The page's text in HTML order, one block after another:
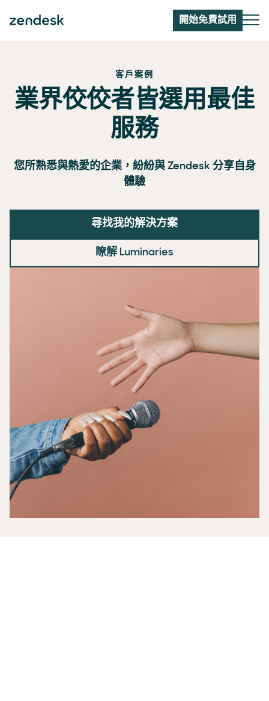
開始免費試用
客戶案例
業界佼佼者皆選用最佳
服務
您所熟悉與熱愛的企業，紛紛與 Zendesk 分享自身
體驗
尋找我的解決方案
瞭解 Luminaries